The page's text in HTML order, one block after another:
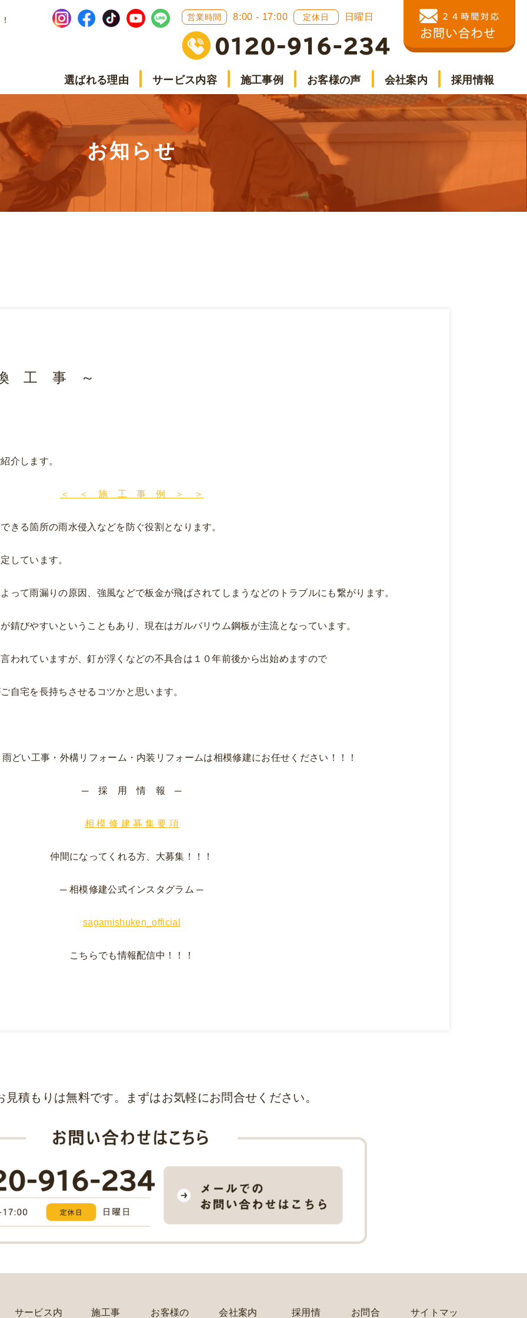
営業時間 8:00 - 17:00 定休日 日曜日
選ばれる理由 サービス内容 施工事例 お客様の声 会社案内 採用情報
お知らせ
工 事 ～
介します。
＜ ＜ 施 工 事 例 ＞ ＞
きる箇所の雨水侵入などを防ぐ役割となります。
しています。
って雨漏りの原因、強風などで板金が飛ばされてしまうなどのトラブルにも繋がります。
錆びやすいということもあり、現在はガルバリウム鋼板が主流となっています。
われていますが、釘が浮くなどの不具合は１０年前後から出始めますので
自宅を長持ちさせるコツかと思います。
どい工事・外構リフォーム・内装リフォームは相模修建にお任せください！！！
─ 採 用 情 報 ─
相 模 修 建 募 集 要 項
仲間になってくれる方、大募集！！！
─ 相模修建公式インスタグラム ─
sagamishuken_official
こちらでも情報配信中！！！
見積もりは無料です。まずはお気軽にお問合せください。
サービス内 施工事 お客様の 会社案内 採用情 お問合 サイトマッ